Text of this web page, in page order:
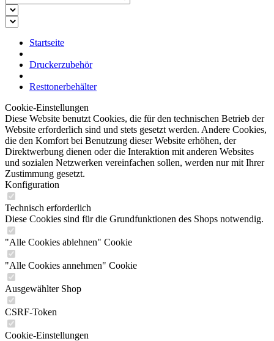
Startseite
Druckerzubehör
Resttonerbehälter
Cookie-Einstellungen
Diese Website benutzt Cookies, die für den technischen Betrieb der
Website erforderlich sind und stets gesetzt werden. Andere Cookies,
die den Komfort bei Benutzung dieser Website erhöhen, der
Direktwerbung dienen oder die Interaktion mit anderen Websites
und sozialen Netzwerken vereinfachen sollen, werden nur mit Ihrer
Zustimmung gesetzt.
Konfiguration
Technisch erforderlich
Diese Cookies sind für die Grundfunktionen des Shops notwendig.
"Alle Cookies ablehnen" Cookie
"Alle Cookies annehmen" Cookie
Ausgewählter Shop
CSRF-Token
Cookie-Einstellungen